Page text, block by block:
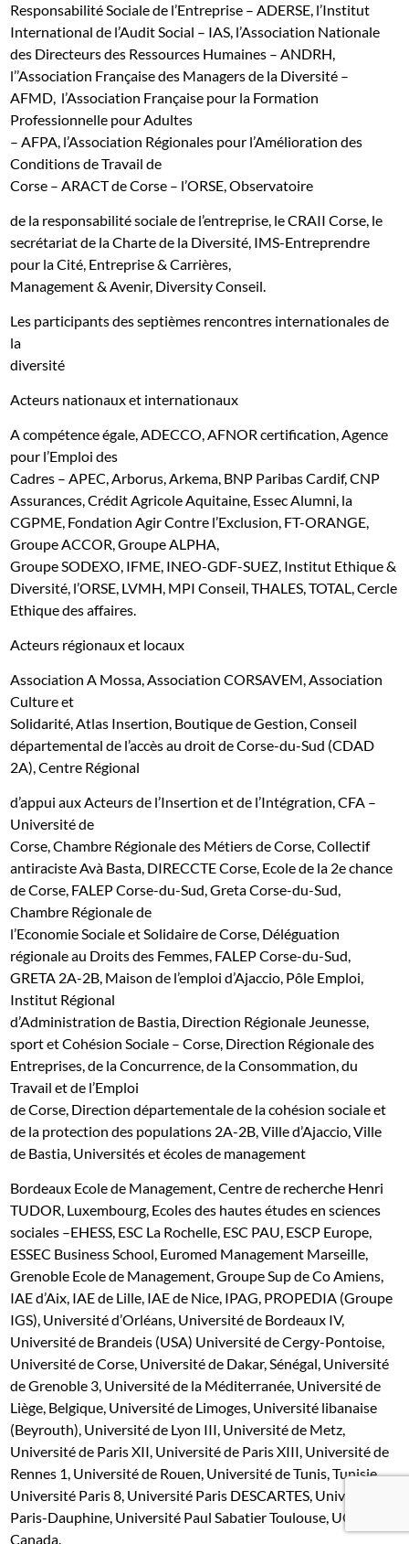
Responsabilité Sociale de l’Entreprise – ADERSE, l’Institut
International de l’Audit Social – IAS, l’Association Nationale
des Directeurs des Ressources Humaines – ANDRH,
l’’Association Française des Managers de la Diversité –
AFMD, l’Association Française pour la Formation
Professionnelle pour Adultes
– AFPA, l’Association Régionales pour l’Amélioration des
Conditions de Travail de
Corse – ARACT de Corse – l’ORSE, Observatoire
de la responsabilité sociale de l’entreprise, le CRAII Corse, le
secrétariat de la Charte de la Diversité, IMS-Entreprendre
pour la Cité, Entreprise & Carrières,
Management & Avenir, Diversity Conseil.
Les participants des septièmes rencontres internationales de
la
diversité
Acteurs nationaux et internationaux
A compétence égale, ADECCO, AFNOR certification, Agence
pour l’Emploi des
Cadres – APEC, Arborus, Arkema, BNP Paribas Cardif, CNP
Assurances, Crédit Agricole Aquitaine, Essec Alumni, la
CGPME, Fondation Agir Contre l’Exclusion, FT-ORANGE,
Groupe ACCOR, Groupe ALPHA,
Groupe SODEXO, IFME, INEO-GDF-SUEZ, Institut Ethique &
Diversité, l’ORSE, LVMH, MPI Conseil, THALES, TOTAL, Cercle
Ethique des affaires.
Acteurs régionaux et locaux
Association A Mossa, Association CORSAVEM, Association
Culture et
Solidarité, Atlas Insertion, Boutique de Gestion, Conseil
départemental de l’accès au droit de Corse-du-Sud (CDAD
2A), Centre Régional
d’appui aux Acteurs de l’Insertion et de l’Intégration, CFA –
Université de
Corse, Chambre Régionale des Métiers de Corse, Collectif
antiraciste Avà Basta, DIRECCTE Corse, Ecole de la 2e chance
de Corse, FALEP Corse-du-Sud, Greta Corse-du-Sud,
Chambre Régionale de
l’Economie Sociale et Solidaire de Corse, Déléguation
régionale au Droits des Femmes, FALEP Corse-du-Sud,
GRETA 2A-2B, Maison de l’emploi d’Ajaccio, Pôle Emploi,
Institut Régional
d’Administration de Bastia, Direction Régionale Jeunesse,
sport et Cohésion Sociale – Corse, Direction Régionale des
Entreprises, de la Concurrence, de la Consommation, du
Travail et de l’Emploi
de Corse, Direction départementale de la cohésion sociale et
de la protection des populations 2A-2B, Ville d’Ajaccio, Ville
de Bastia, Universités et écoles de management
Bordeaux Ecole de Management, Centre de recherche Henri
TUDOR, Luxembourg, Ecoles des hautes études en sciences
sociales –EHESS, ESC La Rochelle, ESC PAU, ESCP Europe,
ESSEC Business School, Euromed Management Marseille,
Grenoble Ecole de Management, Groupe Sup de Co Amiens,
IAE d’Aix, IAE de Lille, IAE de Nice, IPAG, PROPEDIA (Groupe
IGS), Université d’Orléans, Université de Bordeaux IV,
Université de Brandeis (USA) Université de Cergy-Pontoise,
Université de Corse, Université de Dakar, Sénégal, Université
de Grenoble 3, Université de la Méditerranée, Université de
Liège, Belgique, Université de Limoges, Université libanaise
(Beyrouth), Université de Lyon III, Université de Metz,
Université de Paris XII, Université de Paris XIII, Université de
Rennes 1, Université de Rouen, Université de Tunis, Tunisie,
Université Paris 8, Université Paris DESCARTES, Université
Paris-Dauphine, Université Paul Sabatier Toulouse, UQAM,
Canada.